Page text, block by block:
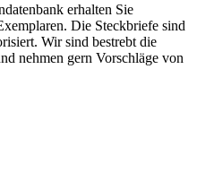
erhalten Sie
Die Steckbriefe sind
Wir sind bestrebt die
nehmen gern Vorschläge von